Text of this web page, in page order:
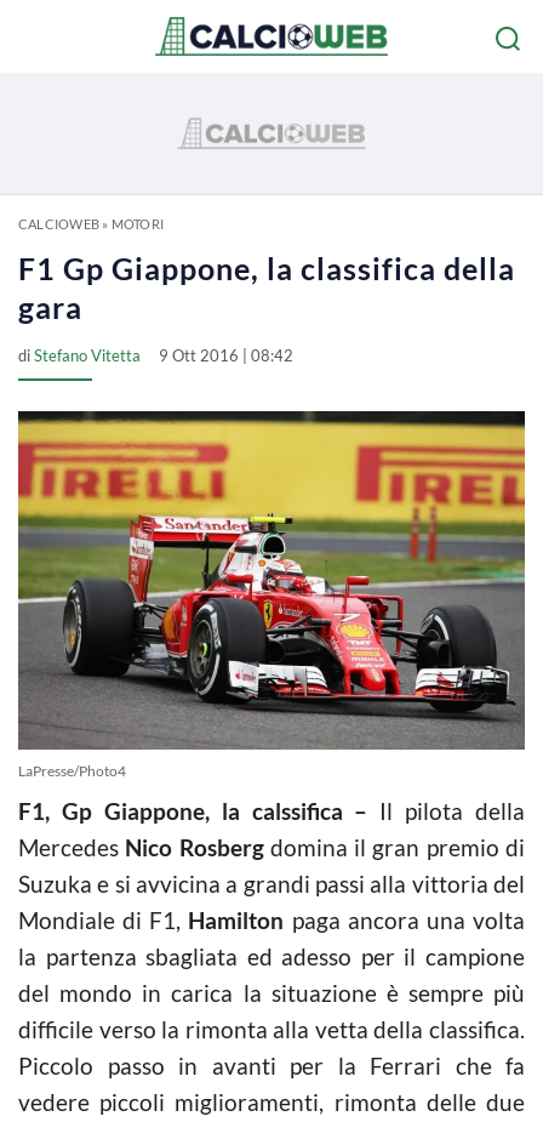
CALCIOWEB» MOTORI
F1 Gp Giappone, la classifica della
gara
diStefano Vitetta 9 Ott 2016 | 08:42
LaPresse/Photo4
F1, Gp Giappone, la calssifica – Il pilota della
Mercedes Nico Rosbergdomina il gran premio di
Suzuka e si avvicina a grandi passi alla vittoria del
Mondiale di F1, Hamilton paga ancora una volta
la partenza sbagliata ed adesso per il campione
del mondo in carica la situazione è sempre più
difficile verso la rimonta alla vetta della classifica.
Piccolo passo in avanti per la Ferrari che fa
vedere piccoli miglioramenti, rimonta delle due